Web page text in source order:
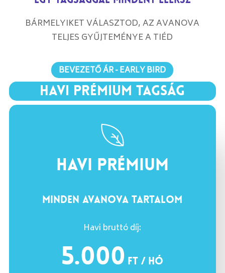
BÁRMELYIKET VÁLASZTOD, AZ AVANOVA
TELJES GYŰJTEMÉNYE A TIÉD
BEVEZETŐ ÁR - EARLY BIRD
HAVI PRÉMIUM TAGSÁG
HAVI PRÉMIUM
MINDEN AVANOVA TARTALOM
Havi bruttó díj:
5.000 Ft / hó